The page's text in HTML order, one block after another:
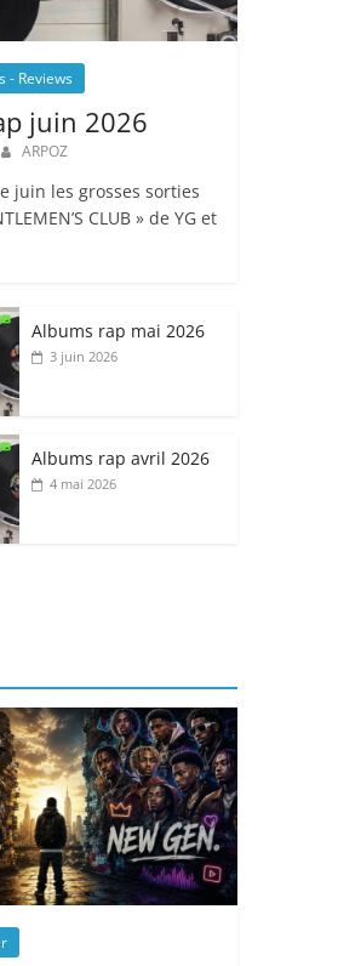
- Reviews
juin 2026
ARPOZ
juin les grosses sorties
CLUB » de YG et
Albums rap mai 2026
3 juin 2026
Albums rap avril 2026
4 mai 2026